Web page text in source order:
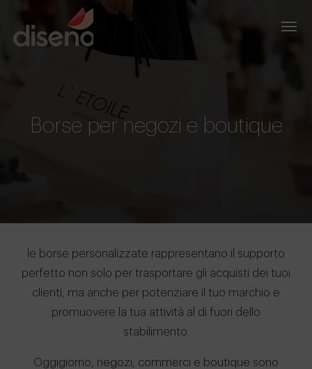
Borse per negozi e boutique
le borse personalizzate rappresentano il supporto
perfetto non solo per trasportare gli acquisti dei tuoi
clienti, ma anche per potenziare il tuo marchio e
promuovere la tua attività al di fuori dello
stabilimento.
Oggigiorno, negozi, commerci e boutique sono